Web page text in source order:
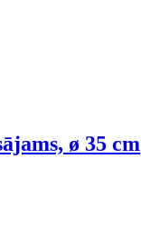
ø 35 cm